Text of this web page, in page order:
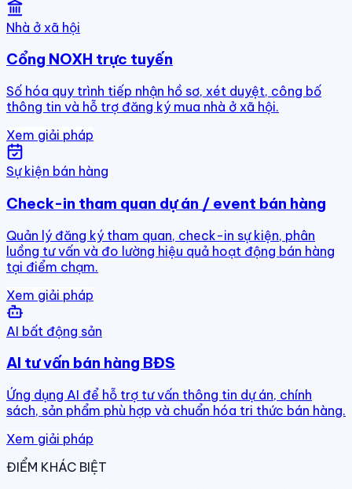
Nhà ở xã hội
Cổng NOXH trực tuyến
Số hóa quy trình tiếp nhận hồ sơ, xét duyệt, công bố
thông tin và hỗ trợ đăng ký mua nhà ở xã hội.
Xem giải pháp
Sự kiện bán hàng
Check-in tham quan dự án / event bán hàng
Quản lý đăng ký tham quan, check-in sự kiện, phân
luồng tư vấn và đo lường hiệu quả hoạt động bán hàng
tại điểm chạm.
Xem giải pháp
AI bất động sản
AI tư vấn bán hàng BĐS
Ứng dụng AI để hỗ trợ tư vấn thông tin dự án, chính
sách, sản phẩm phù hợp và chuẩn hóa tri thức bán hàng.
Xem giải pháp
ĐIỂM KHÁC BIỆT